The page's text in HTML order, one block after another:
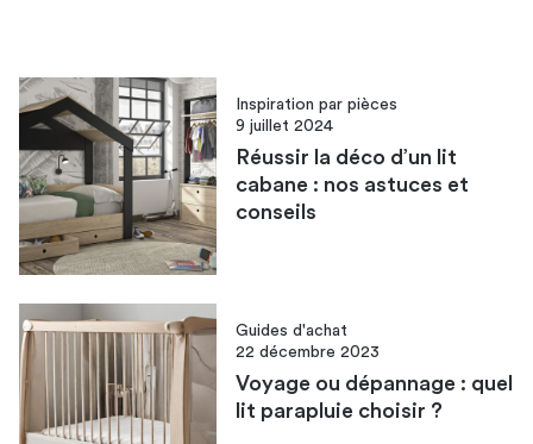
Inspiration par pièces
9 juillet 2024
Réussir la déco d’un lit
cabane : nos astuces et
conseils
Guides d'achat
22 décembre 2023
Voyage ou dépannage : quel
lit parapluie choisir ?